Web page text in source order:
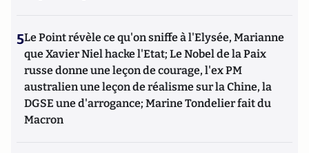
5Le Point révèle ce qu'on sniffe à l'Elysée, Marianne
que Xavier Niel hacke l'Etat; Le Nobel de la Paix
russe donne une leçon de courage, l'ex PM
australien une leçon de réalisme sur la Chine, la
DGSE une d'arrogance; Marine Tondelier fait du
Macron